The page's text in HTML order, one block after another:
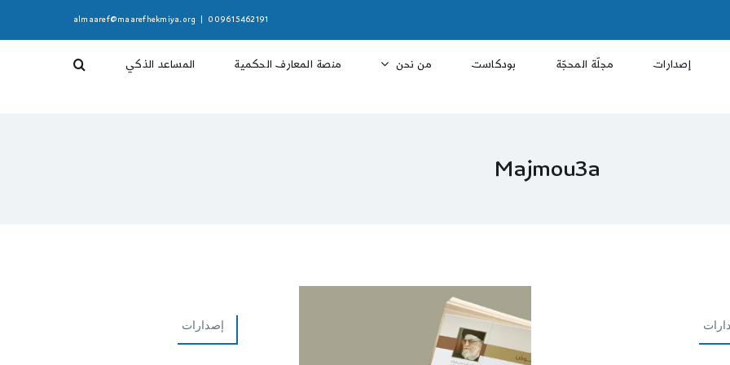
009615462191
almaaref@maarefhekmiya.org
إصدارات مجلّة المحجّة بودكاست من نحن منصة المعارف الحكمية المساعد الذكي
Majmou3a
إصدارات